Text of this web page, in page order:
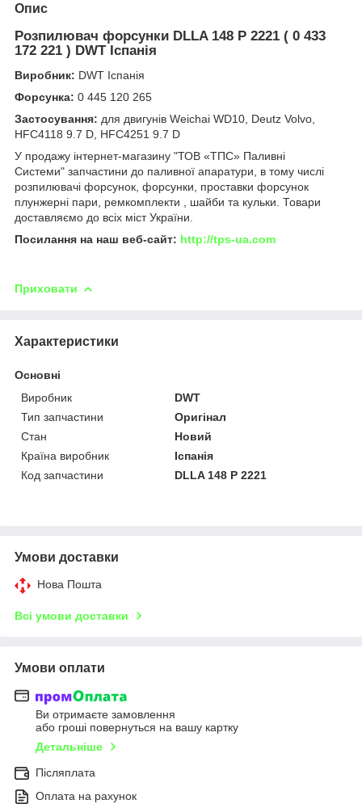
Опис
Розпилювач форсунки DLLA 148 P 2221 ( 0 433
172 221 ) DWT Іспанія
Виробник: DWT Іспанія
Форсунка: 0 445 120 265
Застосування: для двигунів Weichai WD10, Deutz Volvo,
HFC4118 9.7 D, HFC4251 9.7 D
У продажу інтернет-магазину "ТОВ «ТПС» Паливні
Системи" запчастини до паливної апаратури, в тому числі
розпилювачі форсунок, форсунки, проставки форсунок
плунжерні пари, ремкомплекти , шайби та кульки. Товари
доставляємо до всіх міст України.
Посилання на наш веб-сайт: http://tps-ua.com
Приховати
Характеристики
Основні
Виробник
DWT
Тип запчастини
Оригінал
Стан
Новий
Країна виробник
Іспанія
Код запчастини
DLLA 148 P 2221
Умови доставки
Нова Пошта
Всі умови доставки
Умови оплати
Ви отримаєте замовлення
або гроші повернуться на вашу картку
Детальніше
Післяплата
Оплата на рахунок